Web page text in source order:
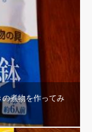
の煮物を作ってみ